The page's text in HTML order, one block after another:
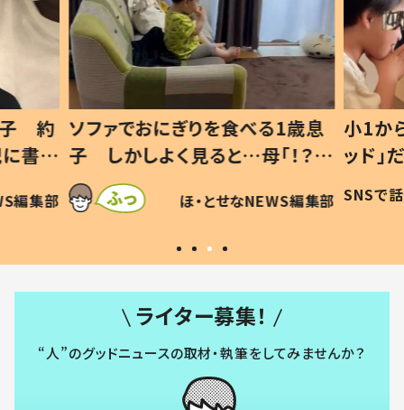
歳息
？」
編集部
小1から不登校、息子は「ギフテ
ッド」だった 父が“ウチ給食”を
作り続ける理由とは #令和の親
#令和の子
SNSで話題 ほ・とせなNEWS編集部
ひ孫
が、抱
「涙
い」
ライター募集！
“人”のグッドニュースの取材・執筆をしてみませんか？